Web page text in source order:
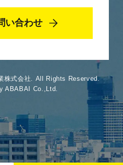
株式会社. All Rights Reserved.
ABABAI Co.,Ltd.
い合わせ